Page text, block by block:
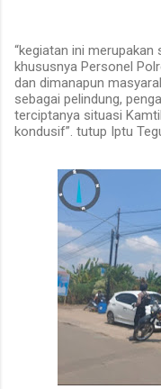
“kegiatan ini
khususnya Personel
dan dimanapun
sebagai pelindung,
terciptanya situasi
kondusif”. tutup Iptu